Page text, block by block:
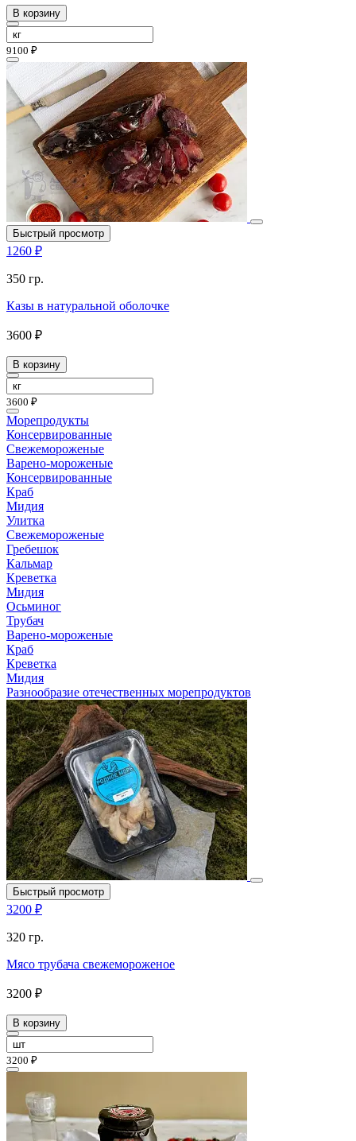
В корзину
9100 ₽
Быстрый просмотр
1260 ₽
350 гр.
Казы в натуральной оболочке
3600 ₽
В корзину
3600 ₽
Морепродукты
Консервированные
Свежемороженые
Варено-мороженые
Консервированные
Краб
Мидия
Улитка
Свежемороженые
Гребешок
Кальмар
Креветка
Мидия
Осьминог
Трубач
Варено-мороженые
Краб
Креветка
Мидия
Разнообразие отечественных морепродуктов
Быстрый просмотр
3200 ₽
320 гр.
Мясо трубача свежемороженое
3200 ₽
В корзину
3200 ₽